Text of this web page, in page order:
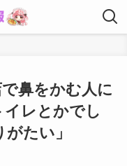
鼻をかむ人に
レとかでし
たい」